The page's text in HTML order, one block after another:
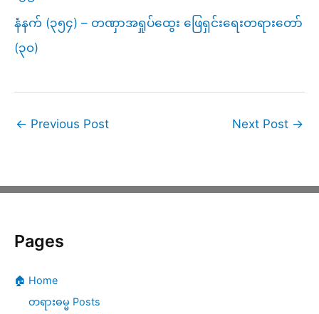
နံနက် (၃၅၄) – တဏှာအရှုပ်ထွေး ဖြေရှင်းရေးတရားတော်
(၃၀)
← Previous Post Next Post →
Pages
🏠 Home
တရားဓမ္မ Posts